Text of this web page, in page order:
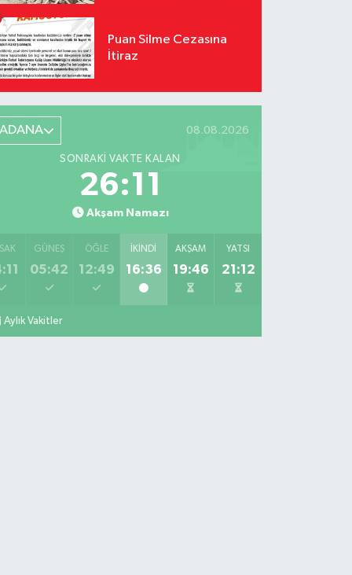
Puan Silme Cezasına
İtiraz
ADANA 08.08.2026
SONRAKI VAKTE KALAN
26:10
Akşam Namazı
GÜNEŞ
05:42
ÖĞLE
12:49
İKINDI
16:36
AKŞAM
19:46
YATSI
21:12
Aylık Vakitler